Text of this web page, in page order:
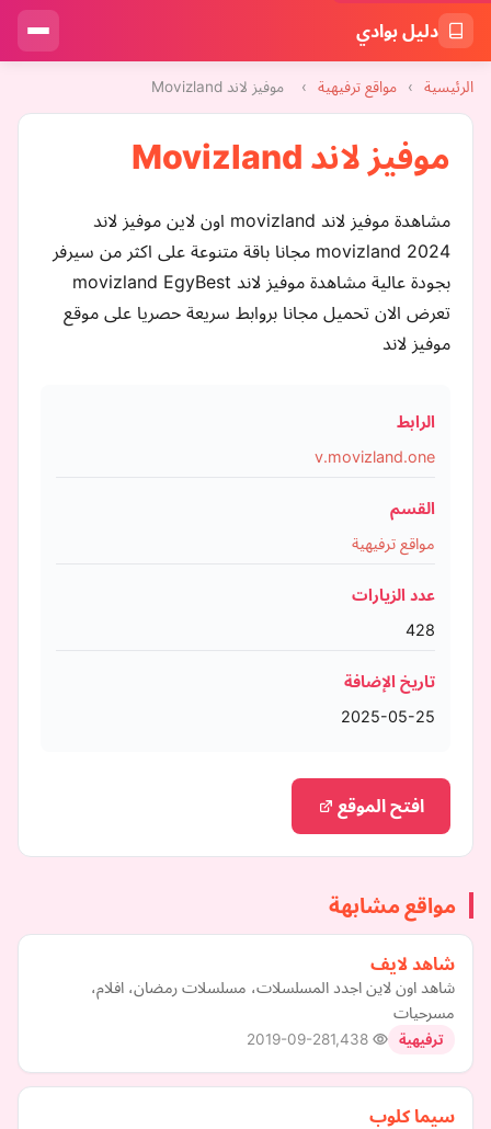
دليل بوادي
الرئيسية › مواقع ترفيهية › موفيز لاند Movizland
موفيز لاند Movizland
مشاهدة موفيز لاند movizland اون لاين موفيز لاند
movizland 2024 مجانا باقة متنوعة على اكثر من سيرفر
بجودة عالية مشاهدة موفيز لاند movizland EgyBest
تعرض الان تحميل مجانا بروابط سريعة حصريا على موقع
موفيز لاند
الرابط
v.movizland.one
القسم
مواقع ترفيهية
عدد الزيارات
428
تاريخ الإضافة
2025-05-25
افتح الموقع
مواقع مشابهة
شاهد لايف
شاهد اون لاين اجدد المسلسلات، مسلسلات رمضان، افلام،
مسرحيات
ترفيهية 2019-09-28
سيما كلوب